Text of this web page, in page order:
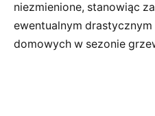
niezmienione, stanowiąc
ewentualnym
domowych w sezonie